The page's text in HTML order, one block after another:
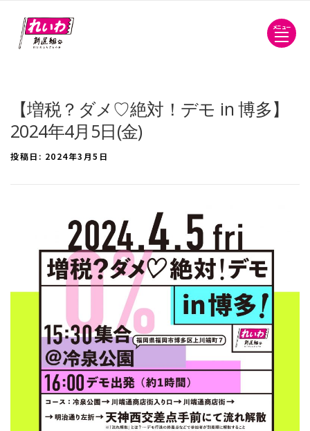
メニュー
【増税？ダメ♡絶対！デモ in 博多】
2024年4月5日(金)
投稿日: 2024年3月5日